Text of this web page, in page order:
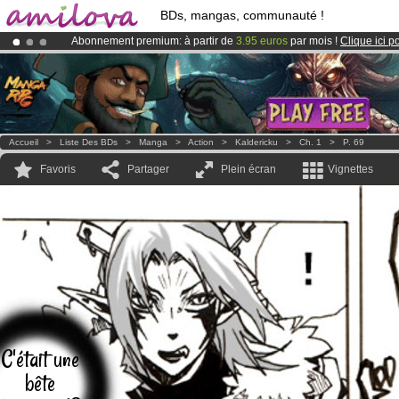
BDs, mangas, communauté !
Abonnement premium: à partir de 3.95 euros par mois ! Clique ici
LeKickstarter Amilova est désormais lancé!.
Déjà 100000membreset 1000BDs & Mangas!
Accueil > Liste Des BDs > Manga > Action > Kaldericku > Ch. 1 > P. 69
Favoris Partager Plein écran Vignettes
C'était une
bête